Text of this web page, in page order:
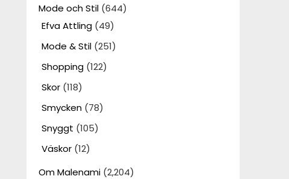
Mode och Stil(644)
Efva Attling(49)
Mode & Stil(251)
Shopping(122)
Skor(118)
Smycken(78)
Snyggt (105)
Väskor(12)
Om Malenami(2,204)